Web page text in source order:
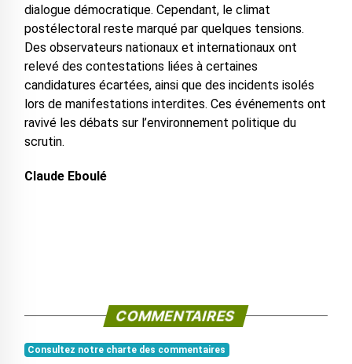
dialogue démocratique. ‎Cependant, le climat
postélectoral reste marqué par quelques tensions.
Des observateurs nationaux et internationaux ont
relevé des contestations liées à certaines
candidatures écartées, ainsi que des incidents isolés
lors de manifestations interdites. Ces événements ont
ravivé les débats sur l’environnement politique du
scrutin.
Claude Eboulé
COMMENTAIRES
Consultez notre charte des commentaires